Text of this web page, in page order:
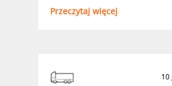
Przeczytaj więcej
10